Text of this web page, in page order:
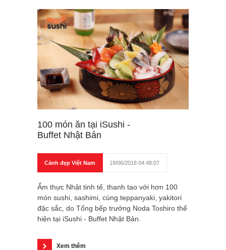
100 món ăn tại iSushi -
Buffet Nhật Bản
Cảnh đẹp Việt Nam 19/06/2018 04:48:07
Ẩm thực Nhật tinh tế, thanh tao với hơn 100
món sushi, sashimi, cùng teppanyaki, yakitori
đặc sắc, do Tổng bếp trưởng Noda Toshiro thể
hiện tại iSushi - Buffet Nhật Bản.
Xem thêm